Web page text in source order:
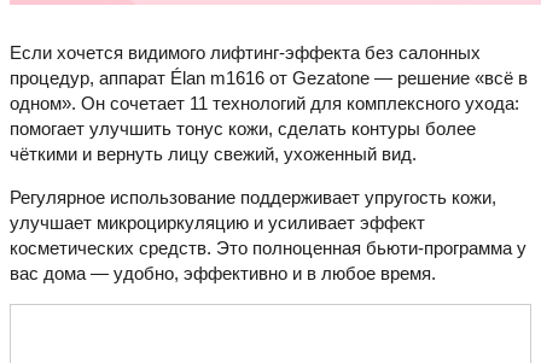
Если хочется видимого лифтинг-эффекта без салонных
процедур, аппарат Élan m1616 от Gezatone — решение «всё в
одном». Он сочетает 11 технологий для комплексного ухода:
помогает улучшить тонус кожи, сделать контуры более
чёткими и вернуть лицу свежий, ухоженный вид.
Регулярное использование поддерживает упругость кожи,
улучшает микроциркуляцию и усиливает эффект
косметических средств. Это полноценная бьюти-программа у
вас дома — удобно, эффективно и в любое время.